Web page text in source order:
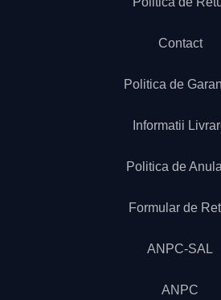
Contact
Politica de
Informatii
Politica de
Formular de
ANPC-SAL
ANPC